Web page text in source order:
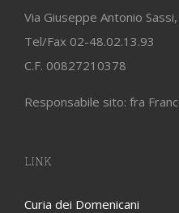
Via Giuseppe Antonio
Tel/Fax 02-48.02.13.93
C.F. 00827210378
Responsabile sito: fra
LINK
Curia dei Domenicani